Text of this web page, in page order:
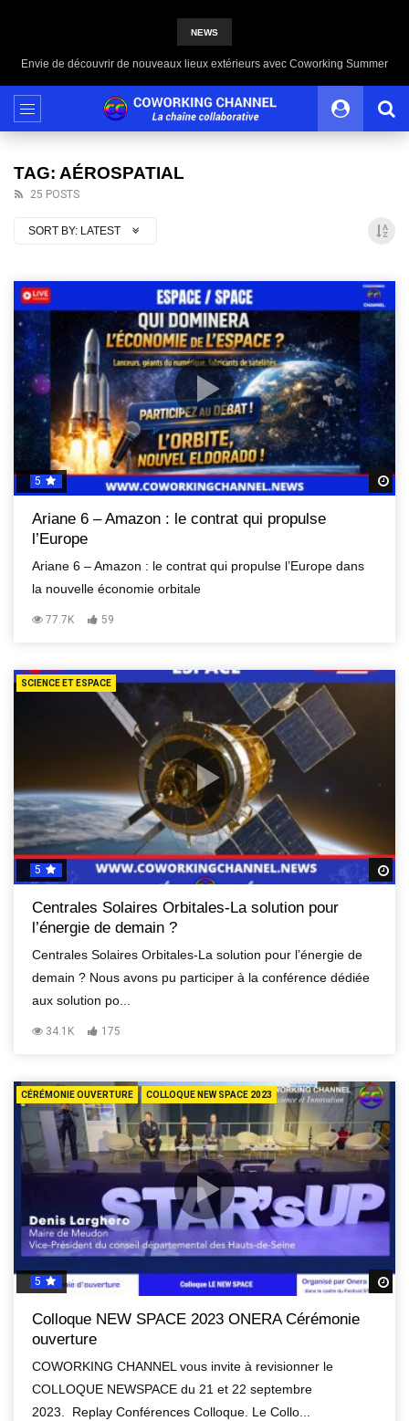
NEWS
Envie de découvrir de nouveaux lieux extérieurs avec Coworking Summer
TAG: AÉROSPATIAL
25 POSTS
SORT BY: LATEST
5
Ariane 6 – Amazon : le contrat qui propulse
l’Europe
Ariane 6 – Amazon : le contrat qui propulse l’Europe dans
la nouvelle économie orbitale
77.7K 59
SCIENCE ET ESPACE
5
Centrales Solaires Orbitales-La solution pour
l’énergie de demain ?
Centrales Solaires Orbitales-La solution pour l’énergie de
demain ? Nous avons pu participer à la conférence dédiée
aux solution po...
34.1K 175
CÉRÉMONIE OUVERTURE COLLOQUE NEW SPACE 2023
5
Colloque NEW SPACE 2023 ONERA Cérémonie
ouverture
COWORKING CHANNEL vous invite à revisionner le
COLLOQUE NEWSPACE du 21 et 22 septembre
2023. Replay Conférences Colloque. Le Collo...